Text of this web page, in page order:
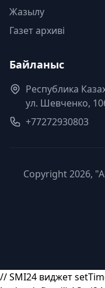
Жазылу
Газет архиві
Байланыс
Республика
ул. Шевченко,
+77272930803
Copyright 2026,
// SMI24 виджет